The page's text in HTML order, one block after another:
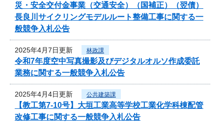
災・安全交付金事業（交通安全）（国補正）（翌債）
長良川サイクリングモデルルート整備工事に関する一
般競争入札公告
2025年4月7日更新 林政課
令和7年度空中写真撮影及びデジタルオルソ作成委託
業務に関する一般競争入札公告
2025年4月4日更新 公共建築課
【教工第7-10号】大垣工業高等学校工業化学科棟配管
改修工事に関する一般競争入札公告